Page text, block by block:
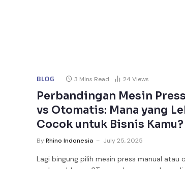
BLOG 3 Mins Read 24 Views
Perbandingan Mesin
vs Otomatis: Mana yang
Cocok untuk Bisnis Kamu?
ByRhino Indonesia July 25, 2025
Lagi bingung pilih mesin press manual atau